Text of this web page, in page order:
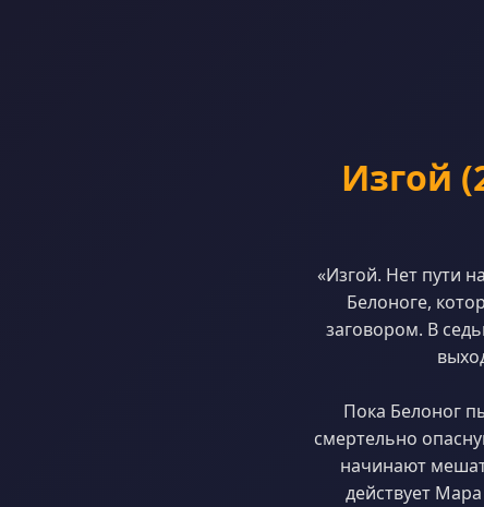
Изгой
«Изгой. Нет пути
Белоноге,
заговором. В
Пока Белоног
смертельно
начинают
действует